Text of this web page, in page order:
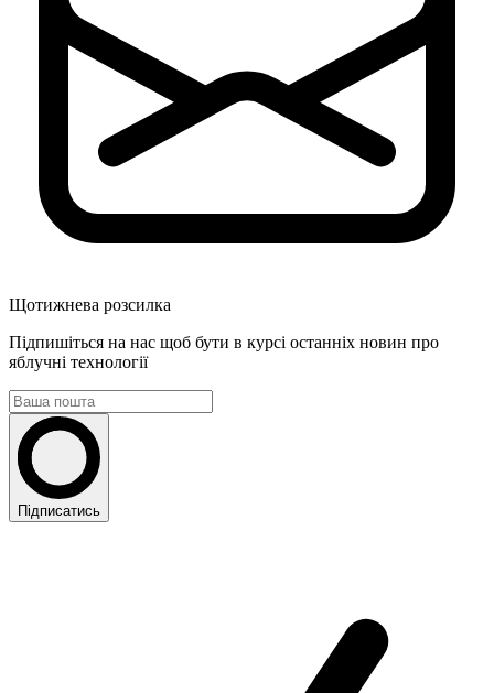
Щотижнева розсилка
Підпишіться на нас щоб бути в курсі останніх новин про
яблучні технології
Підписатись